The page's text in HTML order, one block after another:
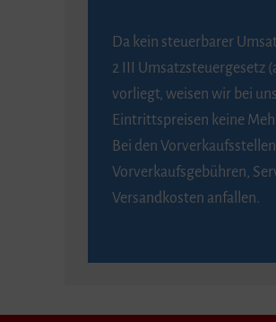
Da kein steuerbarer
2 III Umsatzsteuergesetz
vorliegt, weisen wir bei
Eintrittspreisen keine
Bei den
Vorverkaufsgebühren,
Versandkosten anfallen.